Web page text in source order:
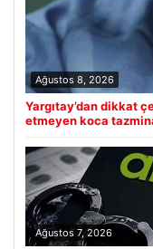
Ağustos 8, 2026
Yargıtay’dan dikkat
etmeyen koca
Ağustos 7, 2026